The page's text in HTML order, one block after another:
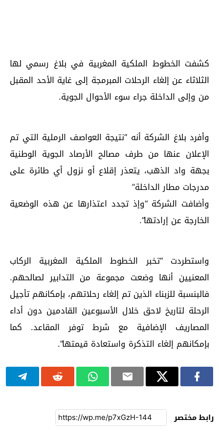
كشفت الخطوط الملكية المغربية في بلاغ رسمي لها
الثلاثاء عن إلغاء الرحلات المبرمجة إلى غاية الأحد المقبل
من وإلى الداخلة جراء سوء الأحوال الجوية.
وأفرد بلاغ الشركة أنه “نتيجة العواصف الرملية التي تم
الإعلان عنها من طرف مصالح الأرصاد الجوية الوطنية
بجهة واد الذهب، يتعذر إقلاع أو نزول أي طائرة على
مدرجات مطار الداخلة”
وأضافت الشركة “وإذ تجدد اعتذارها عن هذه الوضعية
الخارجة عن إرادتها”.
واستطردت “تخبر الخطوط الملكية المغربية الركاب
المعنيين أنها وضعت مجموعة من التدابير لصالحهم.
فالبنسبة للزبناء الذين تم إلغاء رحلاتهم، بإمكانهم تأجيل
الرحلة لتاريخ لاحق خلال الأسبوعين القادمين دون أداء
المصاريف الإضافية مع شرط توفر المقاعد. كما
بإمكانهم إلغاء التذكرة واستعادة قيمتها”.
رابط مختصر